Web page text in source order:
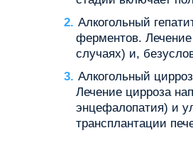
Алкогольный
ферментов.
случаях) и,
Алкогольный
Лечение цирроза
энцефалопатия) и
трансплантации